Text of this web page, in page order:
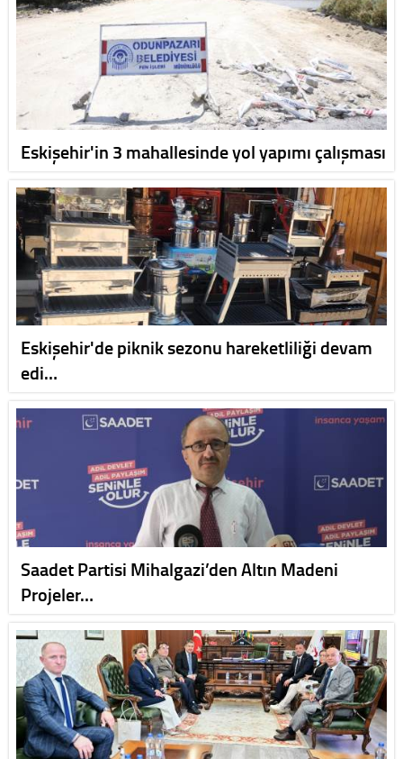
Eskişehir'in 3 mahallesinde yol yapımı çalışması
Eskişehir'de piknik sezonu hareketliliği devam
edi…
Saadet Partisi Mihalgazi’den Altın Madeni
Projeler…